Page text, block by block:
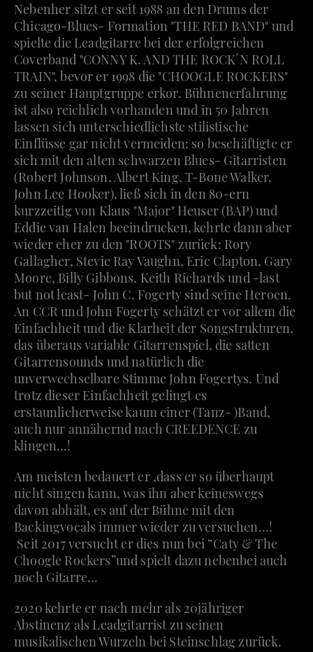
Nebenher sitzt er seit 1988 an den Drums der
Chicago-Blues- Formation "THE RED BAND" und
spielte die Leadgitarre bei der erfolgreichen
Coverband "CONNY K. AND THE ROCK´N ROLL
TRAIN", bevor er 1998 die "CHOOGLE ROCKERS"
zu seiner Hauptgruppe erkor. Bühnenerfahrung
ist also reichlich vorhanden und in 50 Jahren
lassen sich unterschiedlichste stilistische
Einflüsse gar nicht vermeiden: so beschäftigte er
sich mit den alten schwarzen Blues- Gitarristen
(Robert Johnson, Albert King, T-Bone Walker,
John Lee Hooker), ließ sich in den 80-ern
kurzzeitig von Klaus "Major" Heuser (BAP) und
Eddie van Halen beeindrucken, kehrte dann aber
wieder eher zu den "ROOTS" zurück: Rory
Gallagher, Stevie Ray Vaughn, Eric Clapton, Gary
Moore, Billy Gibbons, Keith Richards und -last
but not least- John C. Fogerty sind seine Heroen.
An CCR und John Fogerty schätzt er vor allem die
Einfachheit und die Klarheit der Songstrukturen,
das überaus variable Gitarrenspiel, die satten
Gitarrensounds und natürlich die
unverwechselbare Stimme John Fogertys. Und
trotz dieser Einfachheit gelingt es
erstaunlicherweise kaum einer (Tanz- )Band,
auch nur annähernd nach CREEDENCE zu
klingen…!
Am meisten bedauert er ,dass er so überhaupt
nicht singen kann, was ihn aber keineswegs
davon abhält, es auf der Bühne mit den
Backingvocals immer wieder zu versuchen…!
Seit 2017 versucht er dies nun bei “Caty & The
Choogle Rockers”und spielt dazu nebenbei auch
noch Gitarre…
2020 kehrte er nach mehr als 20jähriger
Abstinenz als Leadgitarrist zu seinen
musikalischen Wurzeln bei Steinschlag zurück.